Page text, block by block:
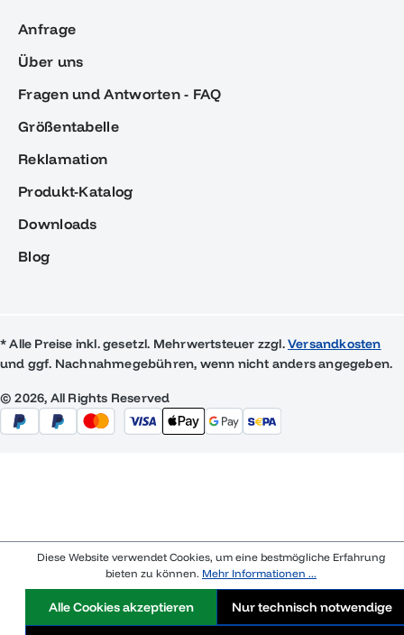
Anfrage
Über uns
Fragen und Antworten - FAQ
Größentabelle
Reklamation
Produkt-Katalog
Downloads
Blog
* Alle Preise inkl. gesetzl. Mehrwertsteuer zzgl.Versandkosten
und ggf. Nachnahmegebühren, wenn nicht anders angegeben.
© 2026, All Rights Reserved
Diese Website verwendet Cookies, um eine bestmögliche Erfahrung
bieten zu können. Mehr Informationen ...
Nur technisch notwendige
Alle Cookies akzeptieren